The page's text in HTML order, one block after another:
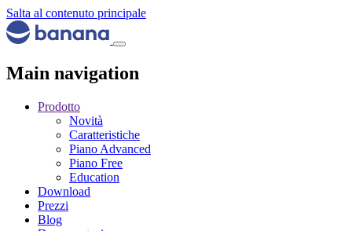
Salta al contenuto principale
Main navigation
Prodotto
Novità
Caratteristiche
Piano Advanced
Piano Free
Education
Download
Prezzi
Blog